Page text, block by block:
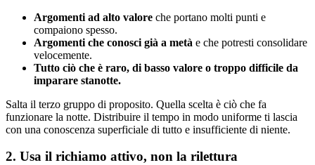
Argomenti ad alto valore che portano molti punti e
compaiono spesso.
Argomenti che conosci già a metà e che potresti consolidare
velocemente.
Tutto ciò che è raro, di basso valore o troppo difficile da
imparare stanotte.
Salta il terzo gruppo di proposito. Quella scelta è ciò che fa
funzionare la notte. Distribuire il tempo in modo uniforme ti lascia
con una conoscenza superficiale di tutto e insufficiente di niente.
2. Usa il richiamo attivo, non la rilettura